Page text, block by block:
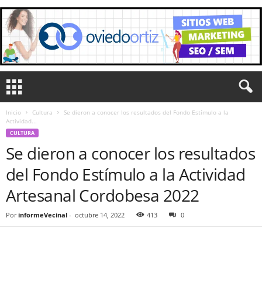
Inicio Cultura
Se dieron a conocer los resultados del Fondo Estímulo a la
Actividad...
CULTURA
Se dieron a conocer los resultados
del Fondo Estímulo a la Actividad
Artesanal Cordobesa 2022
Por informeVecinal - octubre 14, 2022 413 0